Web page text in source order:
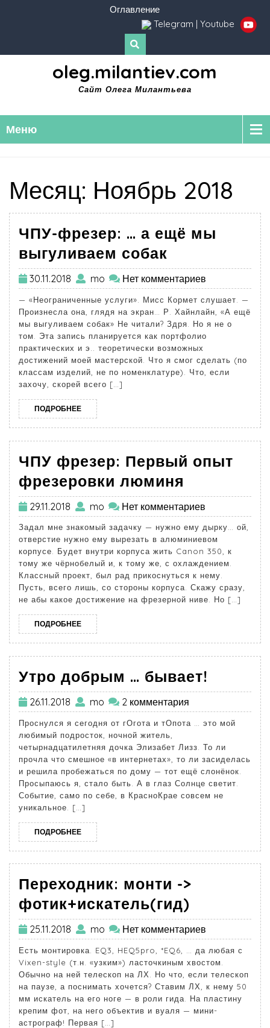
Оглавление
Telegram | Youtube
oleg.milantiev.com
Сайт Олега Милантьева
Меню
Месяц: Ноябрь 2018
ЧПУ-фрезер: … а ещё мы
выгуливаем собак
30.11.2018 mo Нет комментариев
— «Неограниченные услуги». Мисс Кормет слушает. —
Произнесла она, глядя на экран… Р. Хайнлайн, «А ещё
мы выгуливаем собак» Не читали? Здря. Но я не о
том. Эта запись планируется как портфолио
практических и э.. теоретически возможных
достижений моей мастерской. Что я смог сделать (по
классам изделий, не по номенклатуре). Что, если
захочу, скорей всего […]
ПОДРОБНЕЕ
ЧПУ фрезер: Первый опыт
фрезеровки люминя
29.11.2018 mo Нет комментариев
Задал мне знакомый задачку — нужно ему дырку… ой,
отверстие нужно ему вырезать в алюминиевом
корпусе. Будет внутри корпуса жить Canon 350, к
тому же чёрнобелый и, к тому же, с охлаждением.
Классный проект, был рад прикоснуться к нему.
Пусть, всего лишь, со стороны корпуса. Скажу сразу,
не абы какое достижение на фрезерной ниве. Но […]
ПОДРОБНЕЕ
Утро добрым … бывает!
26.11.2018 mo 2 комментария
Проснулся я сегодня от гОгота и тОпота … это мой
любимый подросток, ночной житель,
четырнадцатилетняя дочка Элизабет Лизз. То ли
прочла что смешное «в интернетах», то ли засиделась
и решила пробежаться по дому — тот ещё слонёнок.
Просыпаюсь я, стало быть. А в глаз Солнце светит.
Событие, само по себе, в КрасноКрае совсем не
уникальное. […]
ПОДРОБНЕЕ
Переходник: монти ->
фотик+искатель(гид)
25.11.2018 mo Нет комментариев
Есть монтировка. EQ3, HEQ5pro, *EQ6, … да любая с
Vixen-style (т.н. «узким») ласточкиным хвостом.
Обычно на ней телескоп на ЛХ. Но что, если телескоп
на паузе, а поснимать хочется? Ставим ЛХ, к нему 50
мм искатель на его ноге — в роли гида. На пластину
крепим фот, на него объектив и вуаля — мини-
астрограф! Первая […]